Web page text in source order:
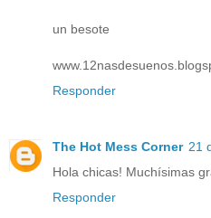
un besote
Responder
The Hot Mess Corner 21
Hola chicas! Muchísimas
Responder